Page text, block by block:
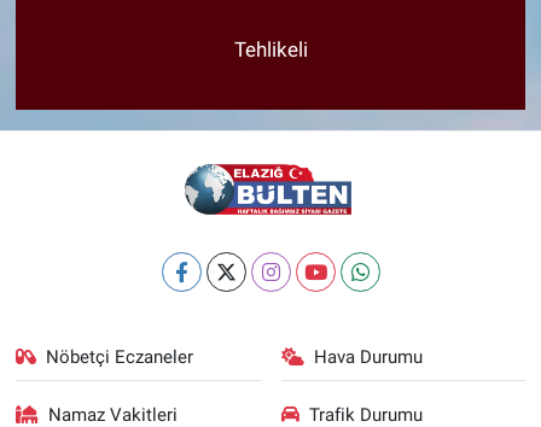
Tehlikeli
Nöbetçi Eczaneler Hava Durumu
Namaz Vakitleri Trafik Durumu